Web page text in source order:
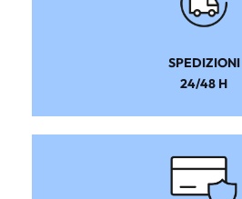
SPEDIZIONI
24/48 H